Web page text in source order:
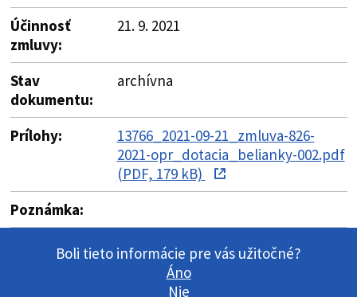
Účinnosť
zmluvy:
21. 9. 2021
Stav
dokumentu:
archívna
Prílohy:
13766_2021-09-21_zmluva-826-
2021-opr_dotacia_belianky-002.pdf
(PDF, 179 kB)
Poznámka:
Boli tieto informácie pre vás užitočné?
Áno
Nie